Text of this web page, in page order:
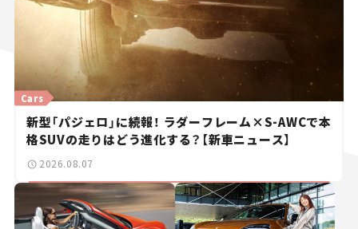
新型「パジェロ」に続報！ ラダーフレーム×S-AWCで本
格SUVの走りはどう進化する？【新車ニュース】
Cars
2026.08.07